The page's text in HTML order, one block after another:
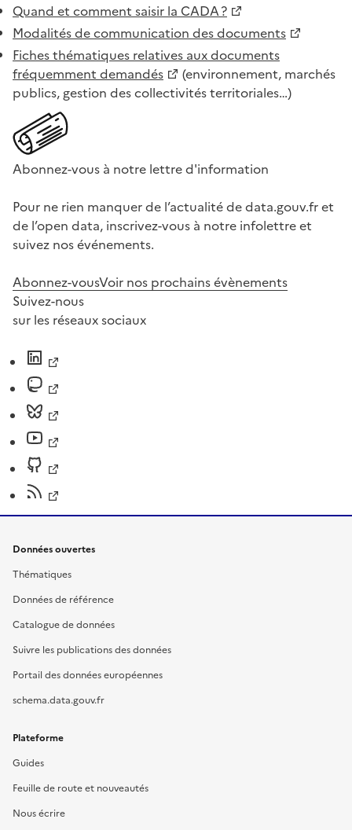
Quand et comment saisir la CADA ?
Modalités de communication des documents
Fiches thématiques relatives aux documents
fréquemment demandés
(environnement, marchés
publics, gestion des collectivités territoriales…)
Abonnez-vous à notre lettre d'information
Pour ne rien manquer de l’actualité de data.gouv.fr et
de l’open data, inscrivez-vous à notre infolettre et
suivez nos événements.
Abonnez-vousVoir nos prochains évènements
Suivez-nous
sur les réseaux sociaux
Données ouvertes
Thématiques
Données de référence
Catalogue de données
Suivre les publications des données
Portail des données européennes
schema.data.gouv.fr
Plateforme
Guides
Feuille de route et nouveautés
Nous écrire